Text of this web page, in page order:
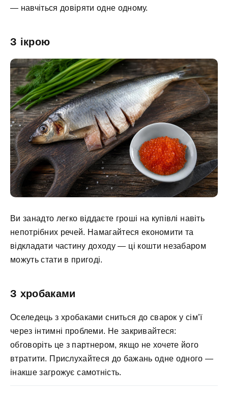
— навчіться довіряти одне одному.
З ікрою
Ви занадто легко віддаєте гроші на купівлі навіть
непотрібних речей. Намагайтеся економити та
відкладати частину доходу — ці кошти незабаром
можуть стати в пригоді.
З хробаками
Оселедець з хробаками сниться до сварок у сім’ї
через інтимні проблеми. Не закривайтеся:
обговоріть це з партнером, якщо не хочете його
втратити. Прислухайтеся до бажань одне одного —
інакше загрожує самотність.